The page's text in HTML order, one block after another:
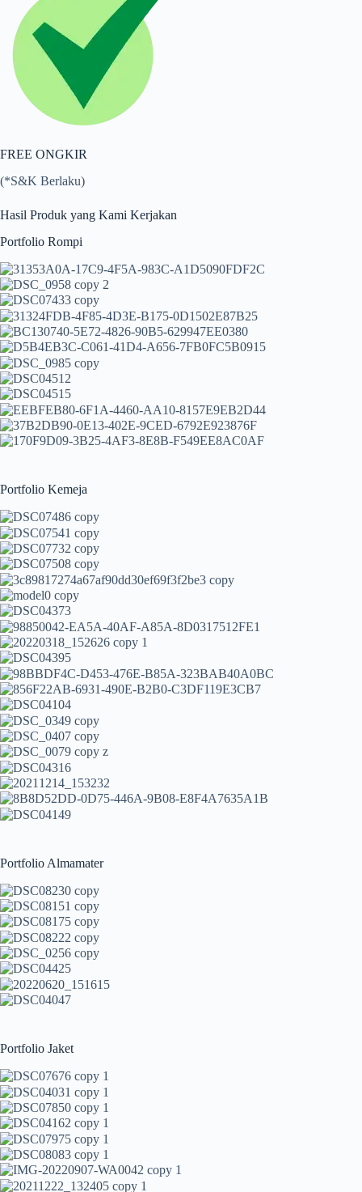
FREE ONGKIR
(*S&K Berlaku)
Hasil Produk yang Kami Kerjakan
Portfolio Rompi
Portfolio Kemeja
Portfolio Almamater
Portfolio Jaket